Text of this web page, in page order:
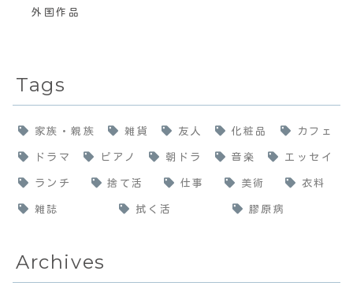
外国作品
Tags
家族・親族 雑貨 友人 化粧品 カフェ
ドラマ ピアノ 朝ドラ 音楽 エッセイ
ランチ 捨て活 仕事 美術 衣料
雑誌 拭く活 膠原病
Archives